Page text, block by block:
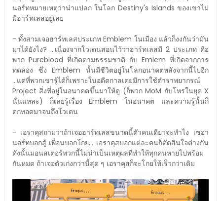
นอร์ทหมายเหตุว่าน่าแปลก ในโลก Destiny's Islands ของเขาไม่
มีฮาร์ทเลสอยู่เลย
- ทั้งสามเจอฮาร์ทเลสประเภท Emblem ในเมือง แล้วก็งงกันว่ามัน
มาได้ยังไง? ...เนื่องจากโวเดนสอนไว้ว่าฮาร์ทเลสมี 2 ประเภท คือ
พวก Pureblood ที่เกิดตามธรรมชาติ กับ Emlem ที่เกิดจากการ
ทดลอง ซึ่ง Emblem นั้นมีชีวิตอยู่ในโลกอนาคตหลังจากนี้ไปอีก
...แต่ที่พวกเขารู้ได้ก็เพราะในอดีตกาลเคยมีการใช้ตำราพยากรณ์
Project สิ่งที่อยู่ในอนาคตขึ้นมาให้ดู (ก็พวก MoM กับโหรในยุค X
นั่นแหละ) ก็เลยรู้เรื่อง Emblem ในอนาคต และความรู้นั้นก็
ตกทอดมาจนถึงโวเดน
- เอราคุสถามว่าถ้าเจอฮาร์ทเลสขนาดนี้ตัวคนเดียวจะทำไง เซอา
นอร์ทบอกสู้ เพื่อนบอกโกย... เอราคุสบอกแต่ละคนก็ตัดสินใจต่างกัน
ดังนั้นมอนสเตอร์พวกนี้ไม่น่าเป็นเหตุผลที่ทำให้ทุกคนหายไปพร้อม
กันหมด ถ้าเจอตัวเก่งกว่านี้สุด ๆ เอราคุสก็จะโกยให้เร็วกว่าเดิม